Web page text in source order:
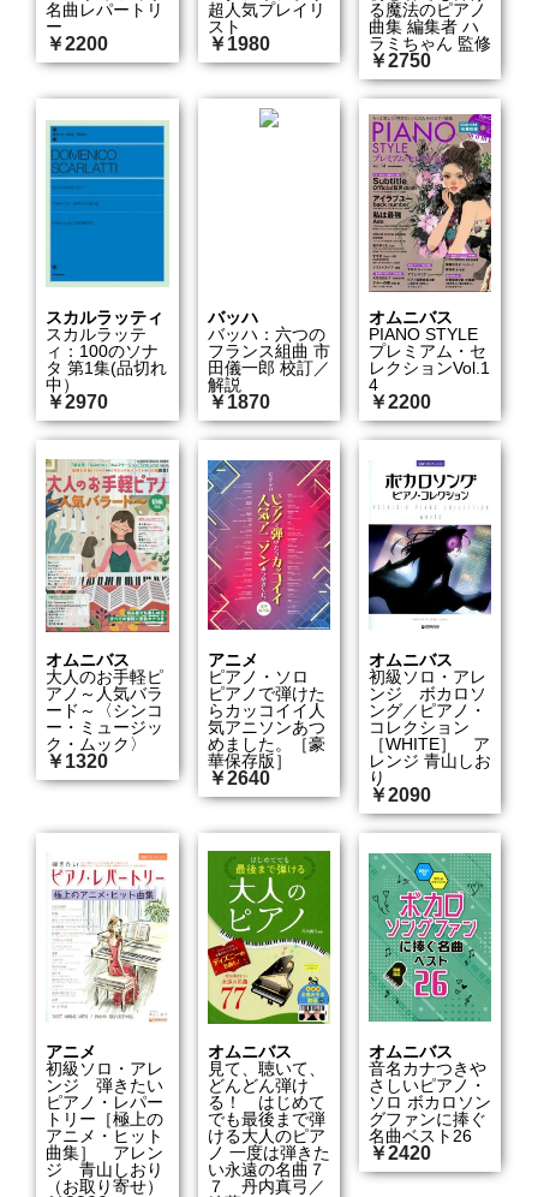
名曲レパートリ
ー
￥2200
超人気プレイリ
スト
￥1980
る魔法のピアノ
曲集 編集者 ハ
ラミちゃん 監修
￥2750
スカルラッティ
スカルラッテ
ィ：100のソナ
タ 第1集(品切れ
中）
￥2970
バッハ
バッハ：六つの
フランス組曲 市
田儀一郎 校訂／
解説
￥1870
オムニバス
PIANO STYLE
プレミアム・セ
レクションVol.1
4
￥2200
オムニバス
大人のお手軽ピ
アノ～人気バラ
ード～〈シンコ
ー・ミュージッ
ク・ムック〉
￥1320
アニメ
ピアノ・ソロ
ピアノで弾けた
らカッコイイ人
気アニソンあつ
めました。［豪
華保存版］
￥2640
オムニバス
初級ソロ・アレ
ンジ ボカロソ
ング／ピアノ・
コレクション
［WHITE］ ア
レンジ 青山しお
り
￥2090
アニメ
初級ソロ・アレ
ンジ 弾きたい
ピアノ・レパー
トリー［極上の
アニメ・ヒット
曲集］ アレン
ジ 青山しおり
（お取り寄せ）
オムニバス
見て、聴いて、
どんどん弾け
る！ はじめて
でも最後まで弾
ける大人のピア
ノ 一度は弾きた
い永遠の名曲７
７ 丹内真弓／
オムニバス
音名カナつきや
さしいピアノ・
ソロ ボカロソン
グファンに捧ぐ
名曲ベスト26
￥2420